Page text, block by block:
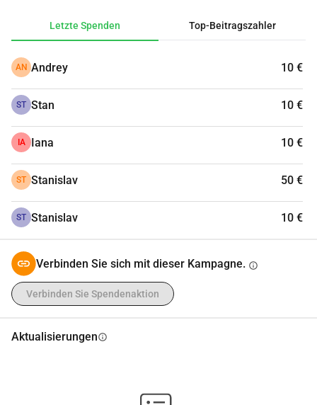
Letzte Spenden Top-Beitragszahler
AN Andrey 10 €
ST Stan 10 €
IA Iana 10 €
ST Stanislav 50 €
ST Stanislav 10 €
Verbinden Sie sich mit dieser Kampagne. info
Verbinden Sie Spendenaktion
Aktualisierungeninfo